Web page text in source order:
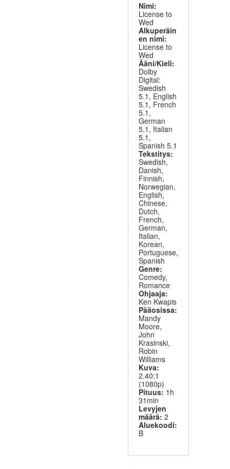
Nimi:
License to
Wed
Alkuperäin
en nimi:
License to
Wed
Ääni/Kieli:
Dolby
Digital:
Swedish
5.1, English
5.1, French
5.1,
German
5.1, Italian
5.1,
Spanish 5.1
Tekstitys:
Swedish,
Danish,
Finnish,
Norwegian,
English,
Chinese,
Dutch,
French,
German,
Italian,
Korean,
Portuguese,
Spanish
Genre:
Comedy,
Romance
Ohjaaja:
Ken Kwapis
Pääosissa:
Mandy
Moore,
John
Krasinski,
Robin
Williams
Kuva:
2.40:1
(1080p)
Pituus: 1h
31min
Levyjen
määrä: 2
Aluekoodi:
B